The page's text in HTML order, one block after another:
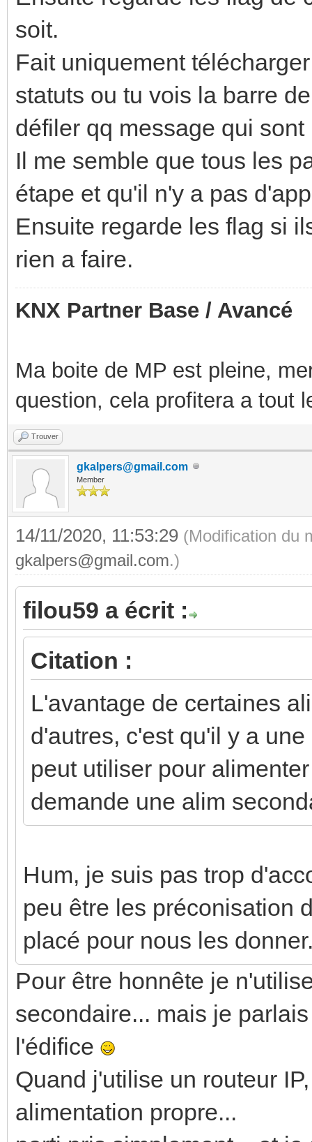
soit.
Fait uniquement
statuts ou tu vois la barre
défiler qq message qui sont
Il me semble que tous les
étape et qu'il n'y a pas
Ensuite regarde les flag si
rien a faire.
KNX Partner Base / Avancé
Ma boite de MP est pleine,
question, cela profitera a tout
Trouver
gkalpers@gmail.com
Member
14/11/2020, 11:53:29 (Modification du
gkalpers@gmail.com.)
filou59 a écrit :
Citation :
L'avantage de certaines
d'autres, c'est qu'il y a
peut utiliser pour
demande une alim
Hum, je suis pas trop
peu être les préconisation
placé pour nous les
Pour être honnête je
secondaire... mais je
l'édifice
Quand j'utilise un routeur
alimentation propre...